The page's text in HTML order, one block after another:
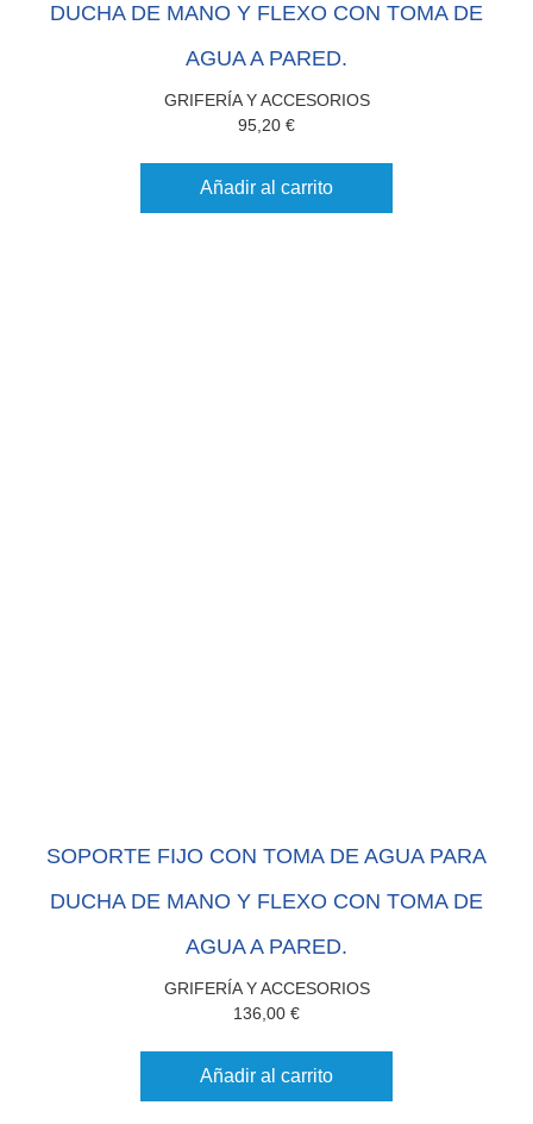
DUCHA DE MANO Y FLEXO CON TOMA DE
AGUA A PARED.
GRIFERÍA Y ACCESORIOS
95,20 €
Añadir al carrito
SOPORTE FIJO CON TOMA DE AGUA PARA
DUCHA DE MANO Y FLEXO CON TOMA DE
AGUA A PARED.
GRIFERÍA Y ACCESORIOS
136,00 €
Añadir al carrito